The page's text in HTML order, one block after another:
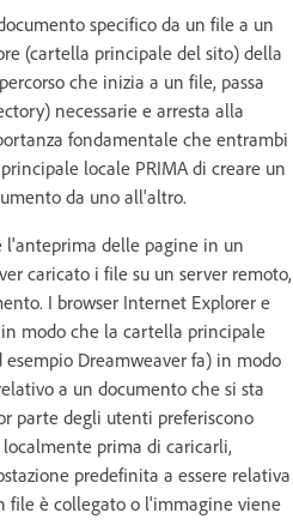
specifico da un file a un
(cartella principale del sito) della
che inizia a un file, passa
necessarie e arresta alla
fondamentale che entrambi
locale PRIMA di creare un
da uno all'altro.
l'anteprima delle pagine in un
caricato i file su un server remoto,
I browser Internet Explorer e
modo che la cartella principale
Dreamweaver fa) in modo
a un documento che si sta
parte degli utenti preferiscono
prima di caricarli,
predefinita a essere relativa
file è collegato o l'immagine viene